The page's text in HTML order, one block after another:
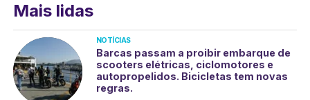
Mais lidas
NOTÍCIAS
Barcas passam a proibir embarque de
scooters elétricas, ciclomotores e
autopropelidos. Bicicletas tem novas
regras.